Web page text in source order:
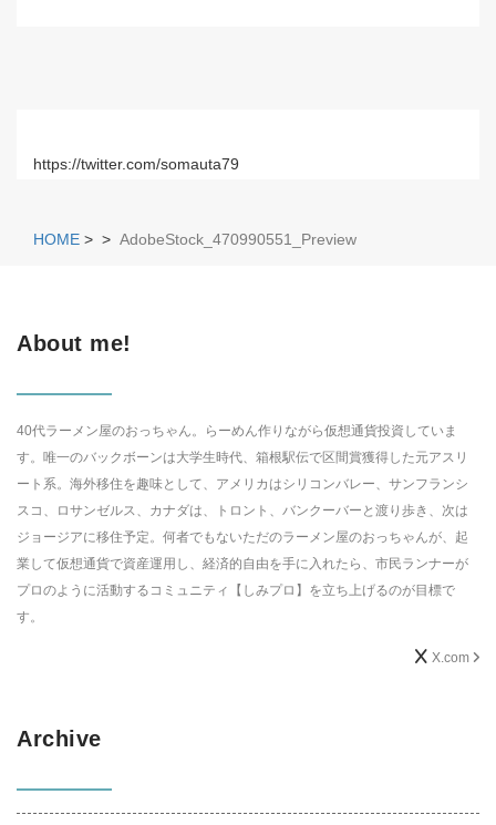
https://twitter.com/somauta79
HOME > > AdobeStock_470990551_Preview
About me!
40代ラーメン屋のおっちゃん。らーめん作りながら仮想通貨投資していま
す。唯一のバックボーンは大学生時代、箱根駅伝で区間賞獲得した元アスリ
ート系。海外移住を趣味として、アメリカはシリコンバレー、サンフランシ
スコ、ロサンゼルス、カナダは、トロント、バンクーバーと渡り歩き、次は
ジョージアに移住予定。何者でもないただのラーメン屋のおっちゃんが、起
業して仮想通貨で資産運用し、経済的自由を手に入れたら、市民ランナーが
プロのように活動するコミュニティ【しみプロ】を立ち上げるのが目標で
す。
X.com
Archive